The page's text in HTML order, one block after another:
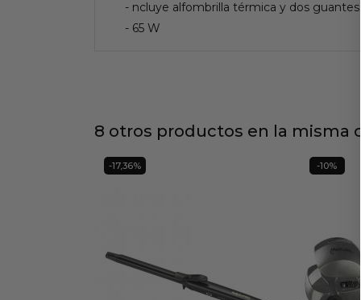
- ncluye alfombrilla térmica y dos guantes
- 65 W
8 otros productos en la misma
-17,36% -10%